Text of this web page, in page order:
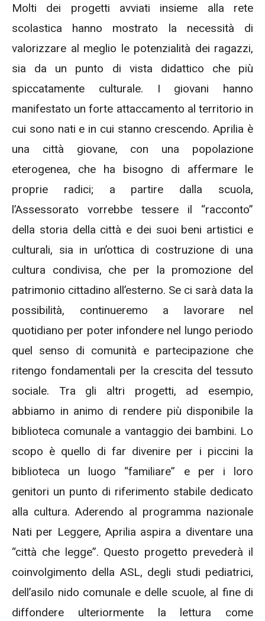
Molti dei progetti avviati insieme alla rete
scolastica hanno mostrato la necessità di
valorizzare al meglio le potenzialità dei ragazzi,
sia da un punto di vista didattico che più
spiccatamente culturale. I giovani hanno
manifestato un forte attaccamento al territorio in
cui sono nati e in cui stanno crescendo. Aprilia è
una città giovane, con una popolazione
eterogenea, che ha bisogno di affermare le
proprie radici; a partire dalla scuola,
l’Assessorato vorrebbe tessere il “racconto”
della storia della città e dei suoi beni artistici e
culturali, sia in un’ottica di costruzione di una
cultura condivisa, che per la promozione del
patrimonio cittadino all’esterno. Se ci sarà data la
possibilità, continueremo a lavorare nel
quotidiano per poter infondere nel lungo periodo
quel senso di comunità e partecipazione che
ritengo fondamentali per la crescita del tessuto
sociale. Tra gli altri progetti, ad esempio,
abbiamo in animo di rendere più disponibile la
biblioteca comunale a vantaggio dei bambini. Lo
scopo è quello di far divenire per i piccini la
biblioteca un luogo “familiare” e per i loro
genitori un punto di riferimento stabile dedicato
alla cultura. Aderendo al programma nazionale
Nati per Leggere, Aprilia aspira a diventare una
“città che legge”. Questo progetto prevederà il
coinvolgimento della ASL, degli studi pediatrici,
dell’asilo nido comunale e delle scuole, al fine di
diffondere ulteriormente la lettura come